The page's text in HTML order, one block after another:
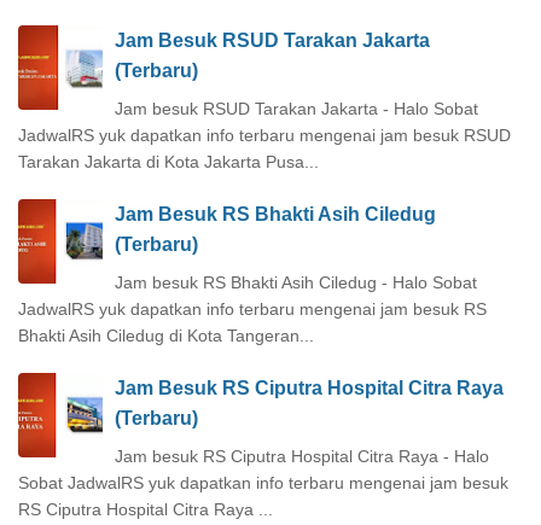
Jam Besuk RSUD Tarakan Jakarta
(Terbaru)
Jam besuk RSUD Tarakan Jakarta - Halo Sobat
JadwalRS yuk dapatkan info terbaru mengenai jam besuk RSUD
Tarakan Jakarta di Kota Jakarta Pusa...
Jam Besuk RS Bhakti Asih Ciledug
(Terbaru)
Jam besuk RS Bhakti Asih Ciledug - Halo Sobat
JadwalRS yuk dapatkan info terbaru mengenai jam besuk RS
Bhakti Asih Ciledug di Kota Tangeran...
Jam Besuk RS Ciputra Hospital Citra Raya
(Terbaru)
Jam besuk RS Ciputra Hospital Citra Raya - Halo
Sobat JadwalRS yuk dapatkan info terbaru mengenai jam besuk
RS Ciputra Hospital Citra Raya ...